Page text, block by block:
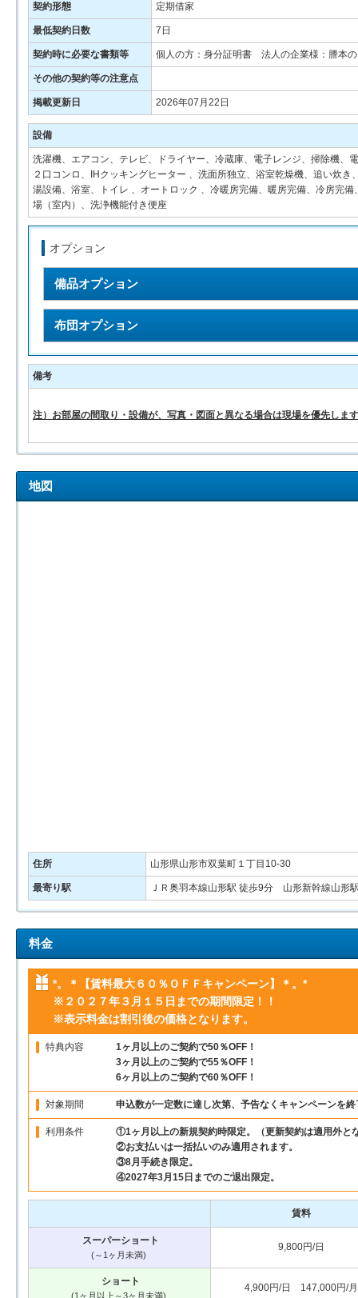
契約形態 定期借家
最低契約日数 7日
契約時に必要な書類等 個人の方：身分証明書 法人の企業様：謄本
その他の契約等の注意点
掲載更新日 2026年07月22日
設備
洗濯機、エアコン、テレビ、ドライヤー、冷蔵庫、電子レンジ、掃除機
２口コンロ、IHクッキングヒーター 、洗面所独立、浴室乾燥機、追い炊
湯設備、浴室、トイレ 、オートロック 、冷暖房完備、暖房完備、冷房完
場（室内）、洗浄機能付き便座
オプション
備品オプション
布団オプション
備考
注）お部屋の間取り・設備が、写真・図面と異なる場合は現場を優先しま
地図
住所 山形県山形市双葉町１丁目10-30
最寄り駅 ＪＲ奥羽本線山形駅 徒歩9分 山形新幹線山
料金
*。＊【賃料最大６０％ＯＦＦキャンペーン】＊。*
※２０２７年３月１５日までの期間限定！！
※表示料金は割引後の価格となります。
特典内容
1ヶ月以上のご契約で50％OFF！
3ヶ月以上のご契約で55％OFF！
6ヶ月以上のご契約で60％OFF！
対象期間 申込数が一定数に達し次第、予告なくキャンペーンを
利用条件
①1ヶ月以上の新規契約時限定。（更新契約は適用外と
②お支払いは一括払いのみ適用されます。
③8月手続き限定。
④2027年3月15日までのご退出限定。
賃料
スーパーショート
(～1ヶ月未満)
9,800円/日
ショート
(1ヶ月以上～3ヶ月未満)
4,900円/日 147,000円/月